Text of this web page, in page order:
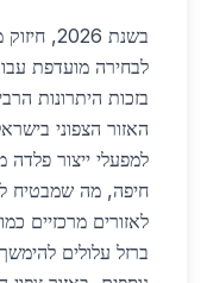
בשנת
לבחירה מועדפת
בזכות היתרונות
האזור הצפוני
למפעלי ייצור פלדה
חיפה, מה שמבטיח
לאזורים מרכזיים
ברזל עלולים